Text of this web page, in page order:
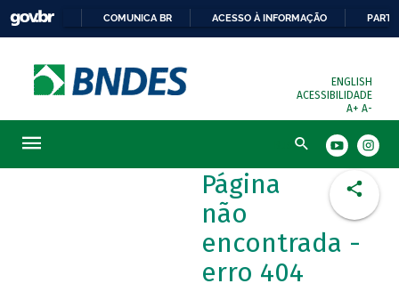
COMUNICA BR ACESSO À INFORMAÇÃO
ENGLISH
ACESSIBILIDADE
A+ A-
Busca
Página
não
encontrada -
erro 404